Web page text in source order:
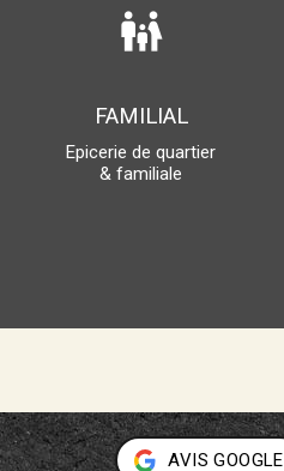
family_restroom
FAMILIAL
Epicerie de quartier
& familiale
AVIS GOOGLE